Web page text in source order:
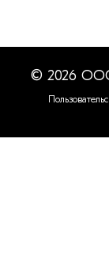
© 2026